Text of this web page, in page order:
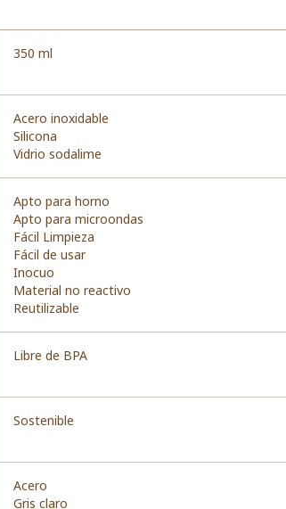
350 ml
Acero inoxidable
Silicona
Vidrio sodalime
Apto para horno
Apto para microondas
Fácil Limpieza
Fácil de usar
Inocuo
Material no reactivo
Reutilizable
Libre de BPA
Sostenible
Acero
Gris claro